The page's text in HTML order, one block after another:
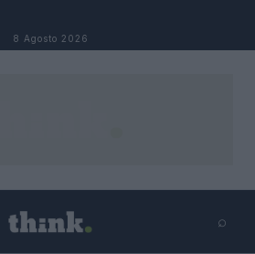
8 Agosto 2026
⌕